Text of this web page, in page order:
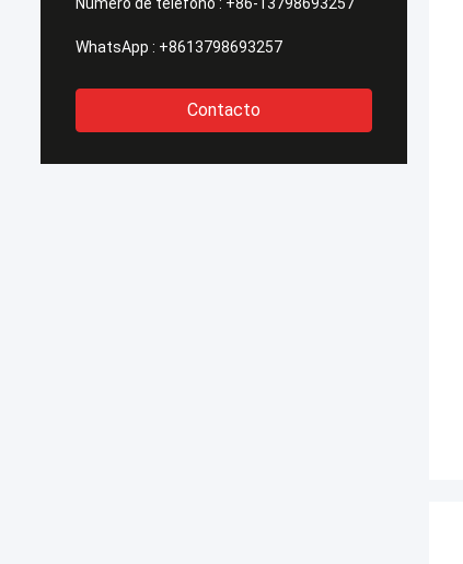
WhatsApp : +8613798693257
Contacto